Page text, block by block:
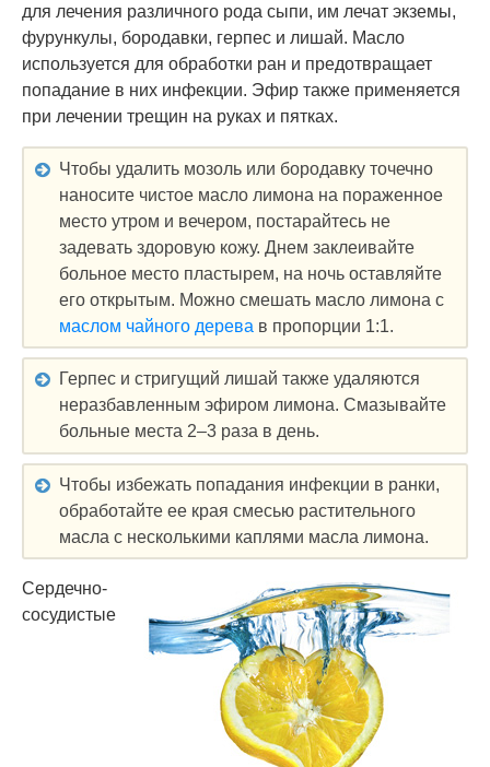
для лечения различного рода сыпи, им лечат экземы,
фурункулы, бородавки, герпес и лишай. Масло
используется для обработки ран и предотвращает
попадание в них инфекции. Эфир также применяется
при лечении трещин на руках и пятках.
Чтобы удалить мозоль или бородавку точечно
наносите чистое масло лимона на пораженное
место утром и вечером, постарайтесь не
задевать здоровую кожу. Днем заклеивайте
больное место пластырем, на ночь оставляйте
его открытым. Можно смешать масло лимона с
маслом чайного дерева в пропорции 1:1.
Герпес и стригущий лишай также удаляются
неразбавленным эфиром лимона. Смазывайте
больные места 2–3 раза в день.
Чтобы избежать попадания инфекции в ранки,
обработайте ее края смесью растительного
масла с несколькими каплями масла лимона.
Сердечно-
сосудистые